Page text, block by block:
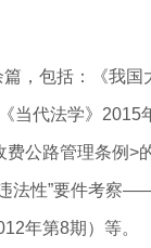
，包括：《我
当代法学》2015
公路管理条例>
法性”要件考察
年第8期）等。